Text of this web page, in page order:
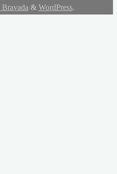
Bravada & WordPress.